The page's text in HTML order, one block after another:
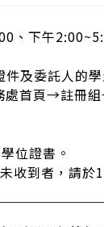
下午
及委託人的學
處首頁→註冊
位證書。
到者，請於